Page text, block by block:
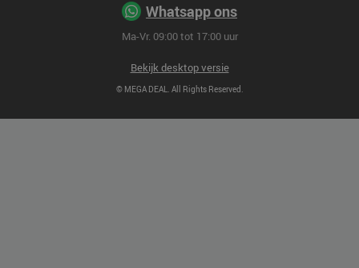
Whatsapp ons
Ma-Vr. 09:00 tot 17:00 uur
Bekijk desktop versie
© MEGA DEAL. All Rights Reserved.